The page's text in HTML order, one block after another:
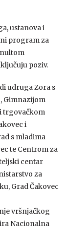
ustanova i
program za
poziv.
udruga Zora s
Gimnazijom
trgovačkom
i
s mladima
te Centrom za
centar
za
Grad Čakovec
vršnjačkog
Nacionalna